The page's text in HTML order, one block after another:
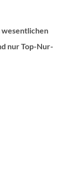
wesentlichen
nur Top-Nur-